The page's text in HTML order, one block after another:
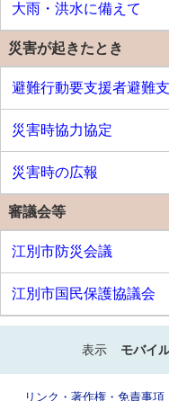
大雨・洪水に備えて
災害が起きたとき
避難行動要支援者避難
災害時協力協定
災害時の広報
審議会等
江別市防災会議
江別市国民保護協議会
表示 モバイ
リンク・著作権・免責事項